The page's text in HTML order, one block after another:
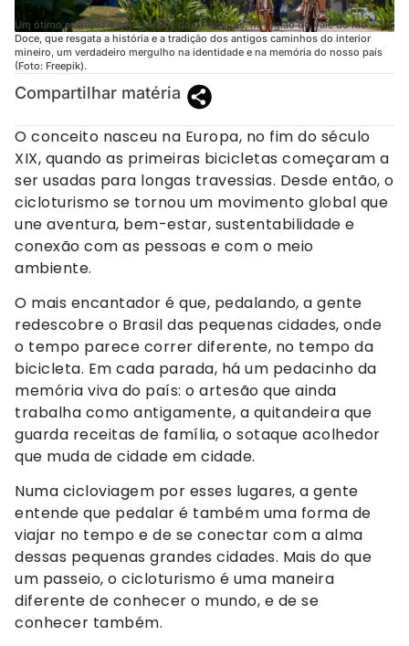
Um ótimo exemplo é a Rota Vales dos Tropeiros, na região do Vale do Rio
Doce, que resgata a história e a tradição dos antigos caminhos do interior
mineiro, um verdadeiro mergulho na identidade e na memória do nosso país
(Foto: Freepik).
Compartilhar matéria
O conceito nasceu na Europa, no fim do século
XIX, quando as primeiras bicicletas começaram a
ser usadas para longas travessias. Desde então, o
cicloturismo se tornou um movimento global que
une aventura, bem-estar, sustentabilidade e
conexão com as pessoas e com o meio
ambiente.
O mais encantador é que, pedalando, a gente
redescobre o Brasil das pequenas cidades, onde
o tempo parece correr diferente, no tempo da
bicicleta. Em cada parada, há um pedacinho da
memória viva do país: o artesão que ainda
trabalha como antigamente, a quitandeira que
guarda receitas de família, o sotaque acolhedor
que muda de cidade em cidade.
Numa cicloviagem por esses lugares, a gente
entende que pedalar é também uma forma de
viajar no tempo e de se conectar com a alma
dessas pequenas grandes cidades. Mais do que
um passeio, o cicloturismo é uma maneira
diferente de conhecer o mundo, e de se
conhecer também.